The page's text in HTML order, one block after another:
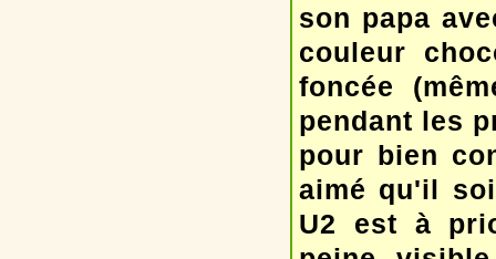
son papa
couleur
foncée
pendant les
pour bien
aimé qu'il
U2 est à